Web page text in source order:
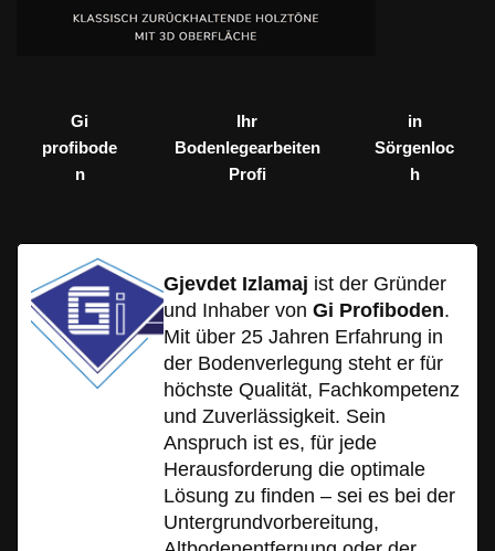
Gi
profibode
n
Ihr
Bodenlegearbeiten
Profi
in
Sörgenloc
h
Gjevdet Izlamaj ist der Gründer
und Inhaber von Gi Profiboden.
Mit über 25 Jahren Erfahrung in
der Bodenverlegung steht er für
höchste Qualität, Fachkompetenz
und Zuverlässigkeit. Sein
Anspruch ist es, für jede
Herausforderung die optimale
Lösung zu finden – sei es bei der
Untergrundvorbereitung,